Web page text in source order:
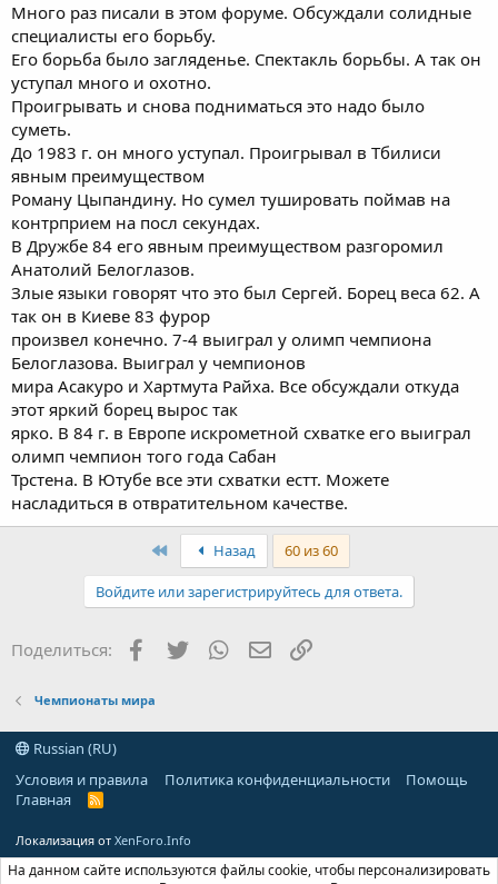
Много раз писали в этом форуме. Обсуждали солидные
специалисты его борьбу.
Его борьба было загляденье. Спектакль борьбы. А так он
уступал много и охотно.
Проигрывать и снова подниматься это надо было
суметь.
До 1983 г. он много уступал. Проигрывал в Тбилиси
явным преимуществом
Роману Цыпандину. Но сумел тушировать поймав на
контрприем на посл секундах.
В Дружбе 84 его явным преимуществом разгоромил
Анатолий Белоглазов.
Злые языки говорят что это был Сергей. Борец веса 62. А
так он в Киеве 83 фурор
произвел конечно. 7-4 выиграл у олимп чемпиона
Белоглазова. Выиграл у чемпионов
мира Асакуро и Хартмута Райха. Все обсуждали откуда
этот яркий борец вырос так
ярко. В 84 г. в Европе искрометной схватке его выиграл
олимп чемпион того года Сабан
Трстена. В Ютубе все эти схватки естт. Можете
насладиться в отвратительном качестве.
First Назад 60 из 60
Войдите или зарегистрируйтесь для ответа.
Поделиться: Facebook
Twitter WhatsAppЭлектронная почта
Чемпионаты мира
Russian (RU)
Условия и правила
Политика конфиденциальности
Помощь
Главная
R
Локализация от XenForo.Info
На данном сайте используются файлы cookie, чтобы персонализировать